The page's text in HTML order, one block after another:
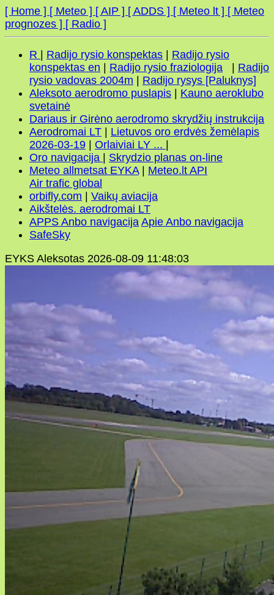
[ Home ] [ Meteo ] [ AIP ] [ ADDS ] [ Meteo lt ] [ Meteo
prognozes ] [ Radio ]
R Radijo rysio konspektas
Radijo rysio
konspektas en
Radijo rysio fraziologija
Radijo
rysio vadovas 2004m
Radijo rysys [Paluknys]
Aleksoto aerodromo puslapis
Kauno aeroklubo
svetainė
Dariaus ir Girėno aerodromo skrydžių instrukcija
Aerodromai LT
Lietuvos oro erdvės žemėlapis
2026-03-19
Orlaiviai LY ...
Oro navigacija
Skrydzio planas on-line
Meteo allmetsat EYKA| Meteo.lt API
Air trafic global
orbifly.com
Vaikų aviacija
Aikštelės. aerodromai LT
APPS Anbo navigacija Apie Anbo navigacija
SafeSky
EYKS Aleksotas 2026-08-09 11:48:03